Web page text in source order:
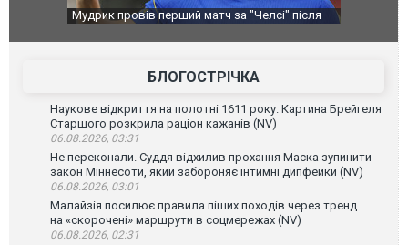
Мудрик провів перший матч за "Челсі" після
допінгової дискваліфікації. ВІДЕО
під час
Франції
БЛОГОСТРІЧКА
Наукове відкриття на полотні 1611 року. Картина Брейгеля
Старшого розкрила раціон кажанів (NV)
06.08.2026, 03:31
Не переконали. Суддя відхилив прохання Маска зупинити
закон Міннесоти, який забороняє інтимні дипфейки (NV)
06.08.2026, 03:01
Малайзія посилює правила піших походів через тренд
на «скорочені» маршрути в соцмережах (NV)
06.08.2026, 02:31